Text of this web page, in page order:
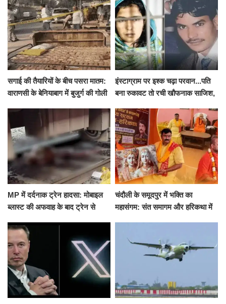
सगाई की तैयारियों के बीच पसरा मातम:
वाराणसी के बेनियाबाग में बुजुर्ग की गोली
इंस्टाग्राम पर इश्क चढ़ा परवान...पति
बना रुकावट तो रची खौफनाक साजिश,
के घाट
MP में दर्दनाक ट्रेन हादसा: मोबाइल
ब्लास्ट की अफवाह के बाद ट्रेन से
रौंदा, 4 की मौत
चंदौली के समूदपुर में भक्ति का
महासंगम: संत समागम और हरिकथा में